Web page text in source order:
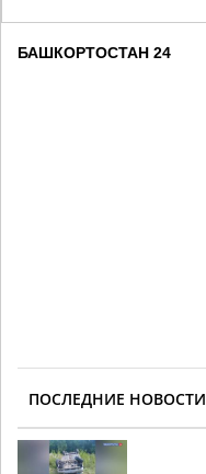
БАШКОРТОСТАН 24
ПОСЛЕДНИЕ НОВОСТИ